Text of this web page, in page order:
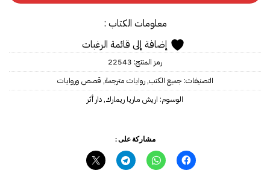
معلومات الكتاب :
إضافة إلى قائمة الرغبات
رمز المنتج: 22543
التصنيفات:جميع الكتب,روايات مترجمة, قصص وروايات
الوسوم: اريش ماريا ريمارك,دار أثر
مشاركة على :